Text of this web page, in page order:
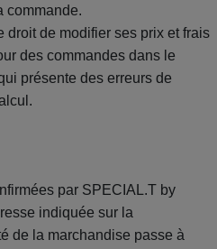
commande.
droit de modifier ses prix et frais
des commandes dans le
présente des erreurs de
par SPECIAL.T by
indiquée sur la
de la marchandise passe à